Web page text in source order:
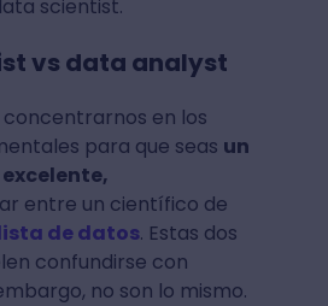
scientist.
vs data analyst
en los
para que seas un
entre un científico de
de datos. Estas dos
confundirse con
no son lo mismo.